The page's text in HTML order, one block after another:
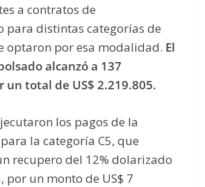
a contratos de
para distintas categorías de
optaron por esa modalidad. El
alcanzó a 137
un total de US$ 2.219.805.
los pagos de la
la categoría C5, que
recupero del 12% dolarizado
por un monto de US$ 7